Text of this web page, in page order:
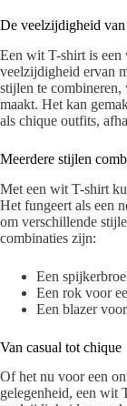
De veelzijdigheid
Een wit T-shirt is een
veelzijdigheid ervan
stijlen te combineren,
maakt. Het kan
als chique outfits,
Meerdere stijlen
Met een wit T-shirt
Het fungeert als een
om verschillende
combinaties zijn:
Een
Een rok voor
Een blazer
Van casual tot chique
Of het nu voor een
gelegenheid, een wit